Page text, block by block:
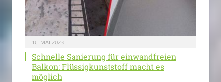
10. MAI 2023
Schnelle Sanierung für einwandfreien
Balkon: Flüssigkunststoff macht es
möglich